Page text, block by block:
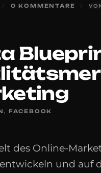
/ 0 KOMMENTARE /
, FACEBOOK
des Online-
und auf